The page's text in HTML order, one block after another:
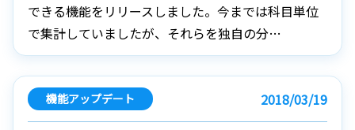
できる機能をリリースしました。今までは科目単位
で集計していましたが、それらを独自の分…
機能アップデート 2018/03/19